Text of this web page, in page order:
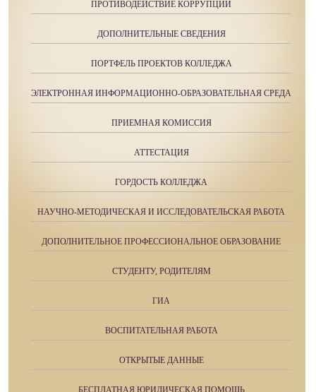
ПРОТИВОДЕЙСТВИЕ КОРРУПЦИИ
ДОПОЛНИТЕЛЬНЫЕ СВЕДЕНИЯ
ПОРТФЕЛЬ ПРОЕКТОВ КОЛЛЕДЖА
ЭЛЕКТРОННАЯ ИНФОРМАЦИОННО-ОБРАЗОВАТЕЛЬНАЯ СРЕДА
ПРИЕМНАЯ КОМИССИЯ
АТТЕСТАЦИЯ
ГОРДОСТЬ КОЛЛЕДЖА
НАУЧНО-МЕТОДИЧЕСКАЯ И ИССЛЕДОВАТЕЛЬСКАЯ РАБОТА
ДОПОЛНИТЕЛЬНОЕ ПРОФЕССИОНАЛЬНОЕ ОБРАЗОВАНИЕ
СТУДЕНТУ, РОДИТЕЛЯМ
ГИА
ВОСПИТАТЕЛЬНАЯ РАБОТА
ОТКРЫТЫЕ ДАННЫЕ
БЕСПЛАТНАЯ ЮРИДИЧЕСКАЯ ПОМОЩЬ